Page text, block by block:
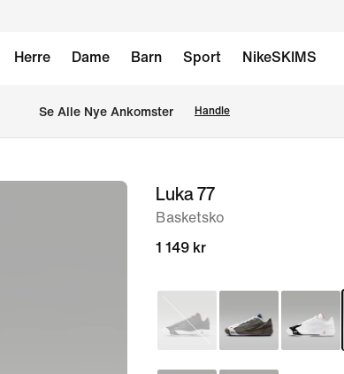
Herre Dame Barn Sport NikeSKIMS
Se Alle Nye Ankomster Handle
Luka 77
Basketsko
1 149 kr